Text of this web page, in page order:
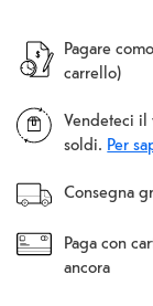
Pagare
carrello)
Vendeteci il
soldi. Per
Consegna
Paga con
ancora